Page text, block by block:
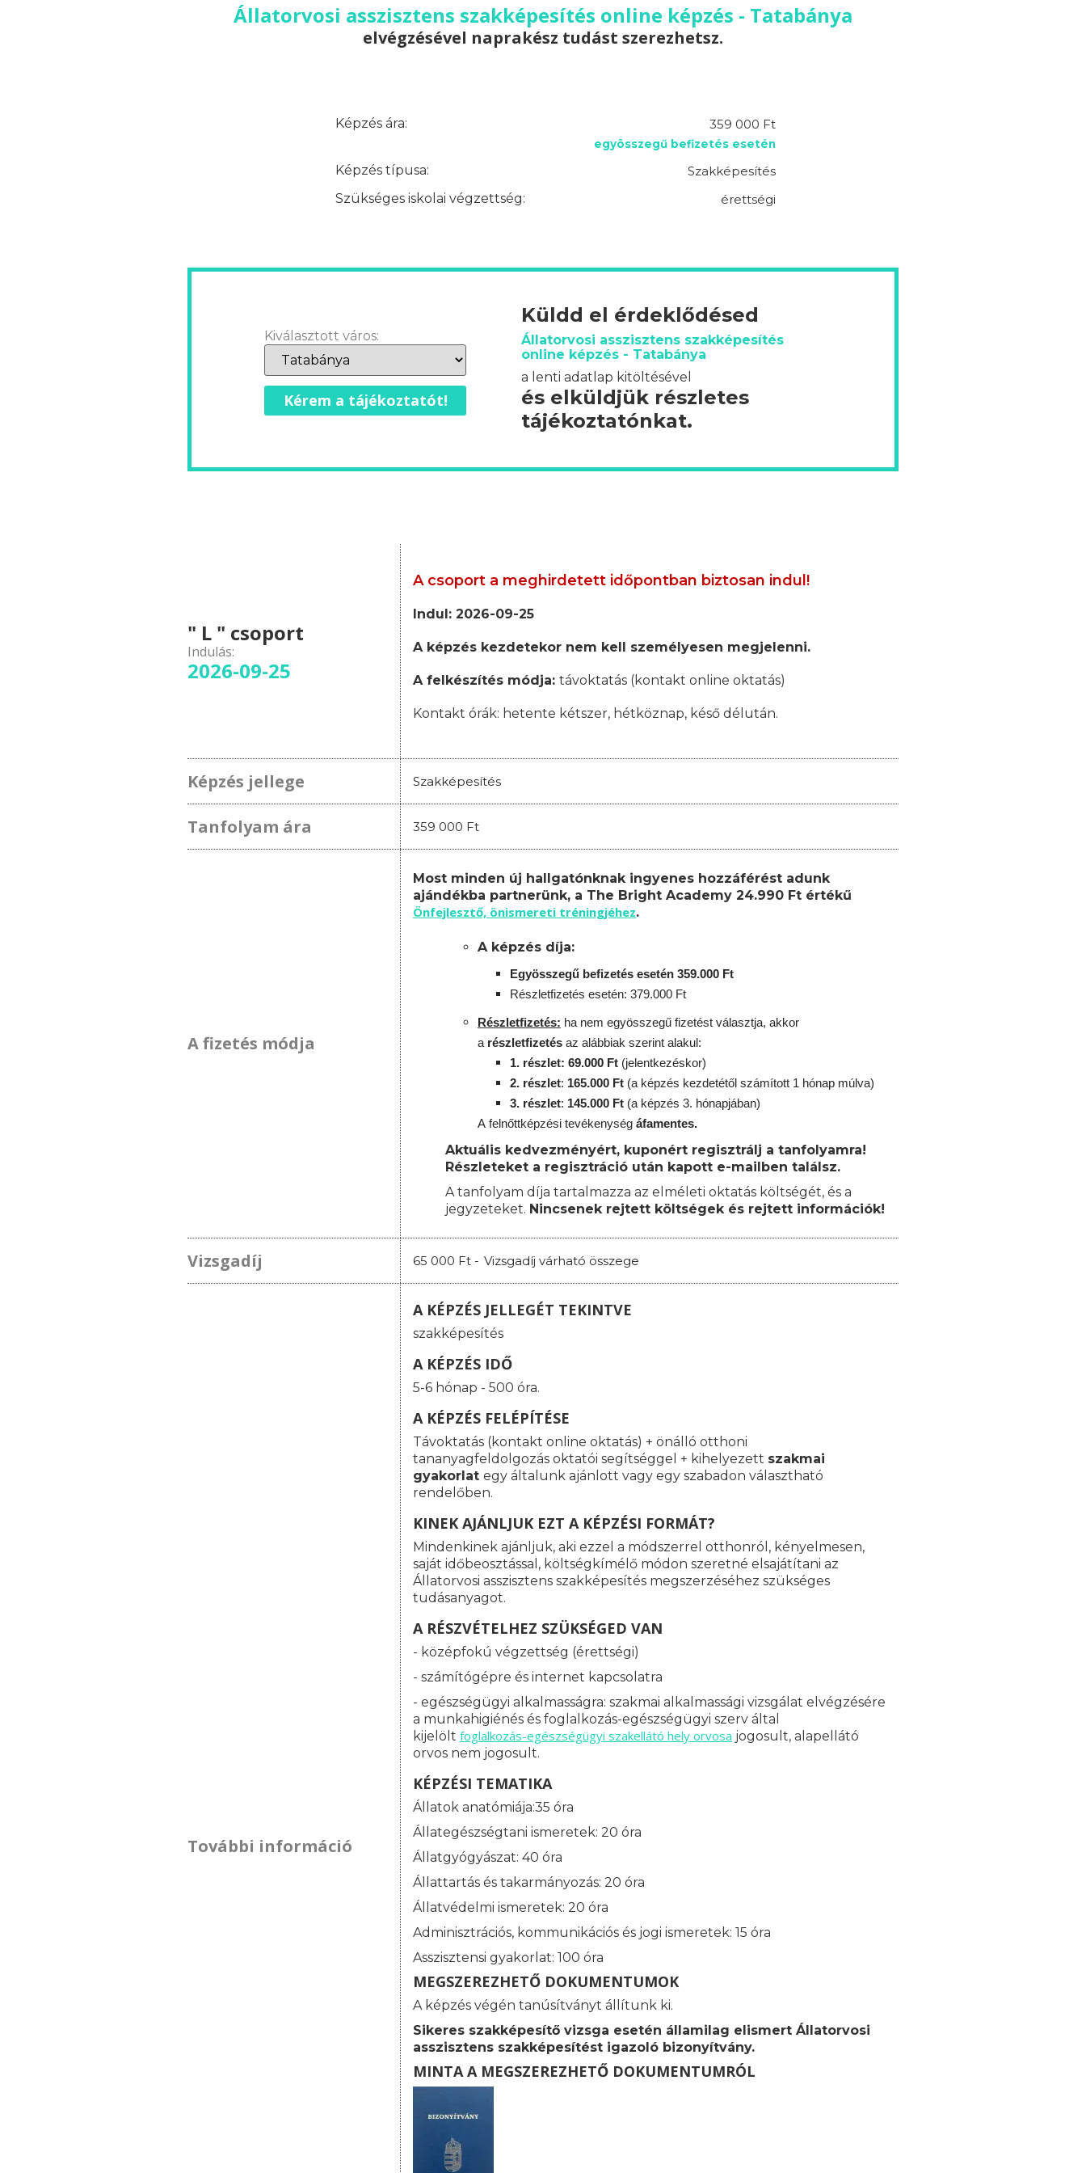
Állatorvosi asszisztens szakképesítés online képzés - Tatabánya
elvégzésével naprakész tudást szerezhetsz.
Képzés ára: 359 000 Ft
egyösszegű befizetés esetén
Képzés típusa:
Szakképesítés
Szükséges iskolai végzettség:
érettségi
Kiválasztott város:
Kérem a tájékoztatót!
Küldd el érdeklődésed
Állatorvosi asszisztens szakképesítés
online képzés - Tatabánya
a lenti adatlap kitöltésével
és elküldjük részletes
tájékoztatónkat.
" L " csoport
Indulás:
2026-09-25
A csoport a meghirdetett időpontban biztosan indul!
Indul: 2026-09-25
A képzés kezdetekor nem kell személyesen megjelenni.
A felkészítés módja: távoktatás (kontakt online oktatás)
Kontakt órák: hetente kétszer, hétköznap, késő délután.
Képzés jellege Szakképesítés
Tanfolyam ára 359 000 Ft
A fizetés módja
Most minden új hallgatónknak ingyenes hozzáférést adunk
ajándékba partnerünk, a The Bright Academy 24.990 Ft értékű
Önfejlesztő, önismereti tréningjéhez.
A képzés díja:
Egyösszegű befizetés esetén 359.000 Ft
Részletfizetés esetén: 379.000 Ft
Részletfizetés: ha nem egyösszegű fizetést választja, akkor
a részletfizetés az alábbiak szerint alakul:
1. részlet: 69.000 Ft (jelentkezéskor)
2. részlet: 165.000 Ft (a képzés kezdetétől számított 1 hónap múlva)
3. részlet: 145.000 Ft (a képzés 3. hónapjában)
A felnőttképzési tevékenység áfamentes.
Aktuális kedvezményért, kuponért regisztrálj a tanfolyamra!
Részleteket a regisztráció után kapott e-mailben találsz.
A tanfolyam díja tartalmazza az elméleti oktatás költségét, és a
jegyzeteket. Nincsenek rejtett költségek és rejtett információk!
Vizsgadíj 65 000 Ft - Vizsgadíj várható összege
További információ
A KÉPZÉS JELLEGÉT TEKINTVE
szakképesítés
A KÉPZÉS IDŐ
5-6 hónap - 500 óra.
A KÉPZÉS FELÉPÍTÉSE
Távoktatás (kontakt online oktatás) + önálló otthoni
tananyagfeldolgozás oktatói segítséggel + kihelyezett szakmai
gyakorlat egy általunk ajánlott vagy egy szabadon választható
rendelőben.
KINEK AJÁNLJUK EZT A KÉPZÉSI FORMÁT?
Mindenkinek ajánljuk, aki ezzel a módszerrel otthonról, kényelmesen,
saját időbeosztással, költségkímélő módon szeretné elsajátítani az
Állatorvosi asszisztens szakképesítés megszerzéséhez szükséges
tudásanyagot.
A RÉSZVÉTELHEZ SZÜKSÉGED VAN
- középfokú végzettség (érettségi)
- számítógépre és internet kapcsolatra
- egészségügyi alkalmasságra: szakmai alkalmassági vizsgálat elvégzésére
a munkahigiénés és foglalkozás-egészségügyi szerv által
kijelölt foglalkozás-egészségügyi szakellátó hely orvosa jogosult, alapellátó
orvos nem jogosult.
KÉPZÉSI TEMATIKA
Állatok anatómiája:35 óra
Állategészségtani ismeretek: 20 óra
Állatgyógyászat: 40 óra
Állattartás és takarmányozás: 20 óra
Állatvédelmi ismeretek: 20 óra
Adminisztrációs, kommunikációs és jogi ismeretek: 15 óra
Asszisztensi gyakorlat: 100 óra
MEGSZEREZHETŐ DOKUMENTUMOK
A képzés végén tanúsítványt állítunk ki.
Sikeres szakképesítő vizsga esetén államilag elismert Állatorvosi
asszisztens szakképesítést igazoló bizonyítvány.
MINTA A MEGSZEREZHETŐ DOKUMENTUMRÓL